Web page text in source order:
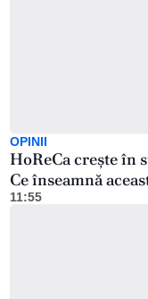
OPINII
HoReCa crește în
Ce înseamnă
11:55